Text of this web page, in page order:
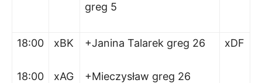
greg 5
18:00
18:00
xBK
xAG
+Janina Talarek greg 26
+Mieczysław greg 26
xDF